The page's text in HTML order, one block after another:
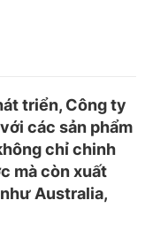
triển, Công ty
các sản phẩm
chỉ chinh
mà còn xuất
Australia,